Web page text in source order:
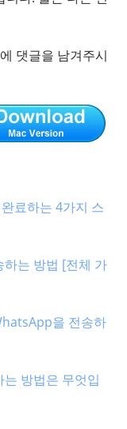
댓글을 남겨주시
료하는 4가지 스
는 방법 [전체 가
을 전송하
방법은 무엇입